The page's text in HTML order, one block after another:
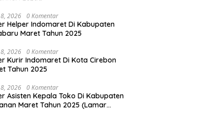
2026 0 Komentar
Helper Indomaret Di Kabupaten
Maret Tahun 2025
2026 0 Komentar
Kurir Indomaret Di Kota Cirebon
Tahun 2025
2026 0 Komentar
Asisten Kepala Toko Di Kabupaten
Maret Tahun 2025 (Lamar